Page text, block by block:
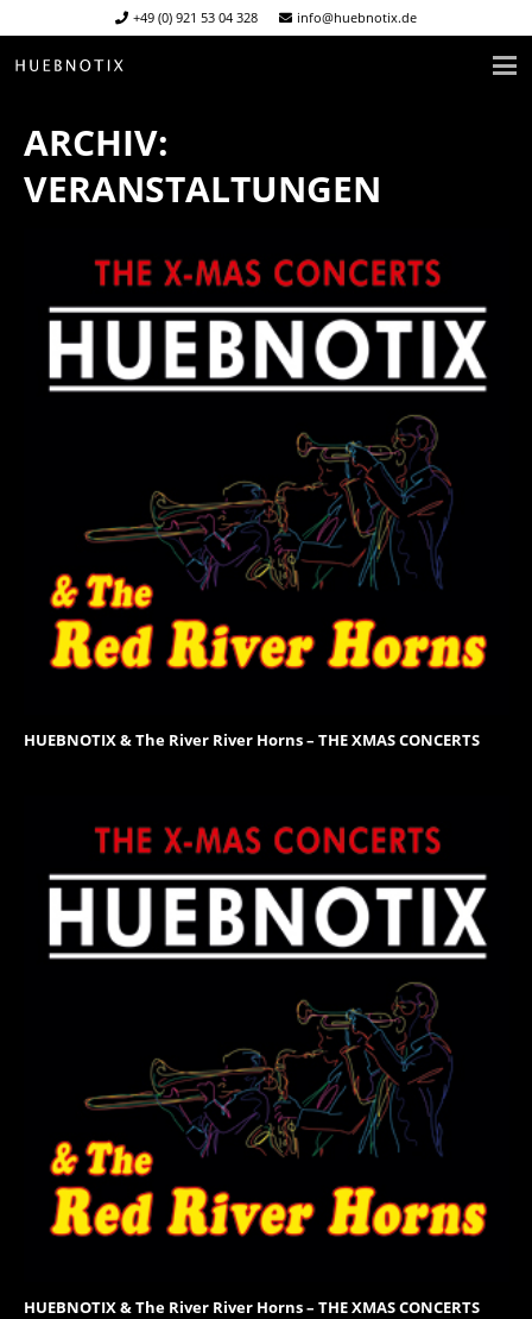
+49 (0) 921 53 04 328 info@huebnotix.de
ARCHIV:
VERANSTALTUNGEN
HUEBNOTIX & The River River Horns – THE XMAS CONCERTS
HUEBNOTIX & The River River Horns – THE XMAS CONCERTS